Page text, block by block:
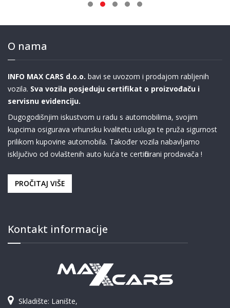
O nama
INFO MAX CARS d.o.o. bavi se uvozom i prodajom rabljenih
vozila. Sva vozila posjeduju certifikat o proizvođaču i
servisnu evidenciju.
Dugogodišnjim iskustvom u radu s automobilima, svojim
kupcima osigurava vrhunsku kvalitetu usluga te pruža sigurnost
prilikom kupovine automobila. Također vozila nabavljamo
isključivo od ovlaštenih auto kuća te certificirani prodavača !
PROČITAJ VIŠE
Kontakt informacije
Skladište: Lanište,